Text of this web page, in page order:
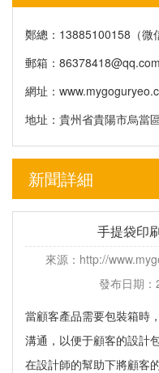
鄭總：13885100158（微
郵箱： 86378418@qq.com
網址：
地址：貴州省貴陽市烏當
新聞詳細
手提袋印
來源：http://
發布日期
當顧客產品需要包裝箱時
溝通，以便于顧客的設
在設計師的幫助下將顧客的